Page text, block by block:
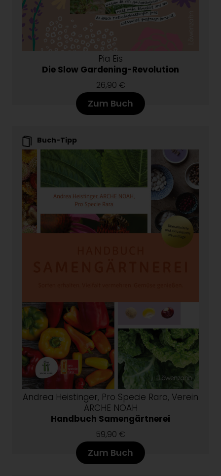
Pia Eis
Die Slow Gardening-Revolution
26,90 €
Zum Buch
Buch-Tipp
Andrea Heistinger, Pro Specie Rara, Verein
ARCHE NOAH
Handbuch Samengärtnerei
59,90 €
Zum Buch